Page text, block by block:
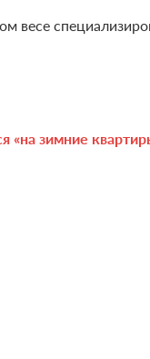
«на зимние